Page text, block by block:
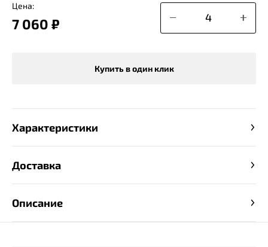
Цена:
7 060 ₽
Купить в один клик
Характеристики
Доставка
Описание